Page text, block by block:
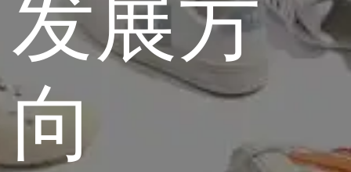
发展方
向